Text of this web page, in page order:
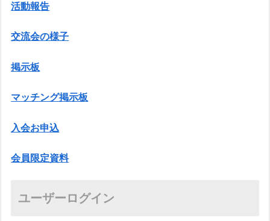
活動報告
交流会の様子
掲示板
マッチング掲示板
入会お申込
会員限定資料
ユーザーログイン